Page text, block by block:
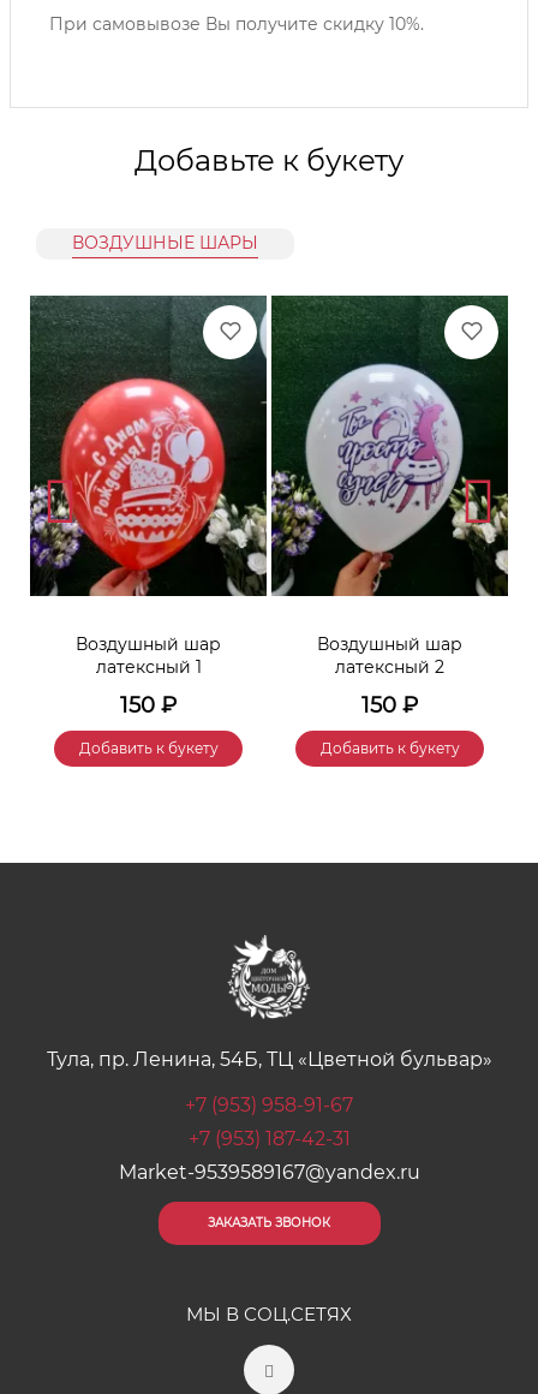
При самовывозе Вы получите скидку 10%.
Добавьте к букету
ВОЗДУШНЫЕ ШАРЫ
Воздушный шар
латексный 1
150 ₽
Добавить к букету
Воздушный шар
латексный 2
150 ₽
Добавить к букету
Тула, пр. Ленина, 54Б, ТЦ «Цветной бульвар»
+7 (953) 958-91-67
+7 (953) 187-42-31
Market-9539589167@yandex.ru
ЗАКАЗАТЬ ЗВОНОК
МЫ В СОЦ.СЕТЯХ